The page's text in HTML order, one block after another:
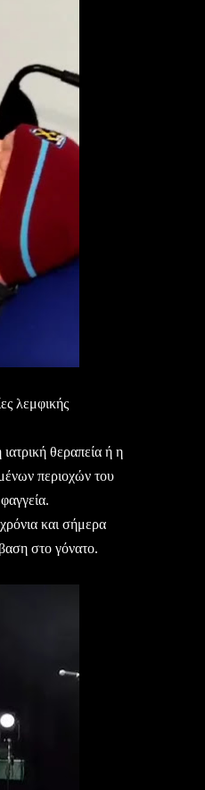
λεμφικής
θεραπεία ή η
περιοχών του
και σήμερα
στο γόνατο.